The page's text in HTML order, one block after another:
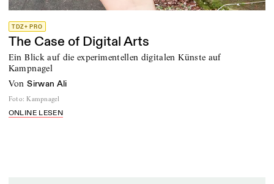
TDZ+ PRO
The Case of Digital Arts
Ein Blick auf die experimentellen digitalen Künste auf
Kampnagel
von Sirwan Ali
Foto: Kampnagel
ONLINE LESEN